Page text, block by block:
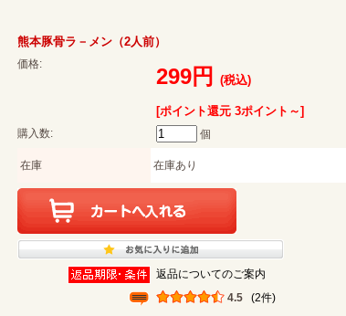
熊本豚骨ラ－メン（2人前）
価格: 299円 (税込)
[ポイント還元 3ポイント～]
購入数: 個
在庫 在庫あり
返品についてのご案内
4.5
(2件)